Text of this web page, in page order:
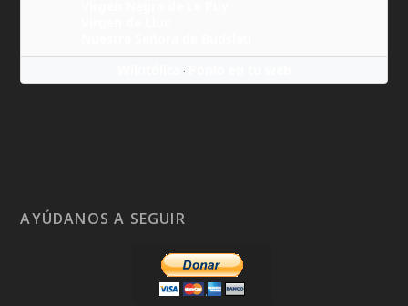
·
AYÚDANOS A SEGUIR